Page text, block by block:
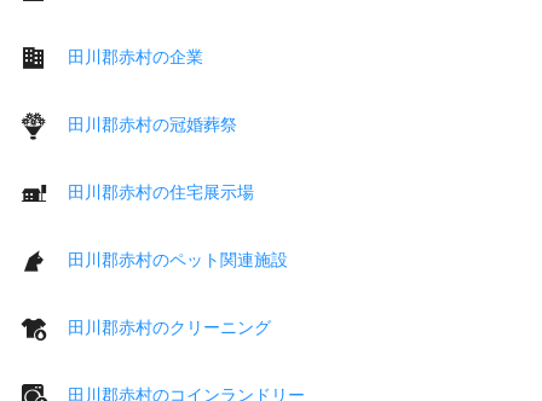
田川郡赤村の企業
田川郡赤村の冠婚葬祭
田川郡赤村の住宅展示場
田川郡赤村のペット関連施設
田川郡赤村のクリーニング
田川郡赤村のコインランドリー